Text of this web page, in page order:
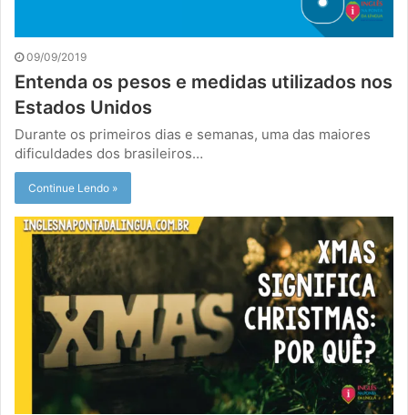
09/09/2019
Entenda os pesos e medidas utilizados nos
Estados Unidos
Durante os primeiros dias e semanas, uma das maiores
dificuldades dos brasileiros…
Continue Lendo »